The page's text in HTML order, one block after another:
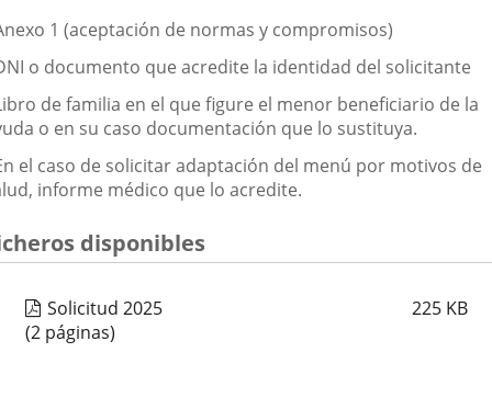
1 (aceptación de normas y compromisos)
o documento que acredite la identidad del solicitante
de familia en el que figure el menor beneficiario de la
o en su caso documentación que lo sustituya.
el caso de solicitar adaptación del menú por motivos de
informe médico que lo acredite.
disponibles
Solicitud 2025 225 KB
(2 páginas)